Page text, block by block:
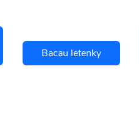
Bacau letenky